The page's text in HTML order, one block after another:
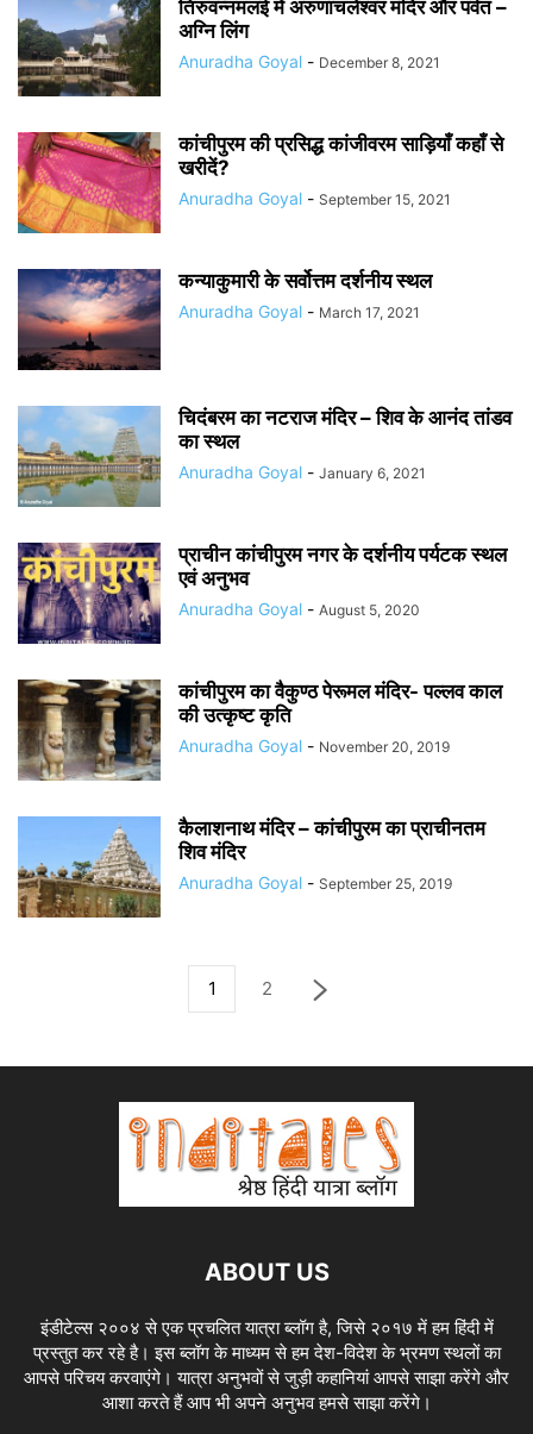
तिरुवन्नमलई में अरुणाचलेश्वर मंदिर और पर्वत –
अग्नि लिंग
Anuradha Goyal - December 8, 2021
कांचीपुरम की प्रसिद्ध कांजीवरम साड़ियाँ कहाँ से
खरीदें?
Anuradha Goyal - September 15, 2021
कन्याकुमारी के सर्वोत्तम दर्शनीय स्थल
Anuradha Goyal - March 17, 2021
चिदंबरम का नटराज मंदिर – शिव के आनंद तांडव
का स्थल
Anuradha Goyal - January 6, 2021
प्राचीन कांचीपुरम नगर के दर्शनीय पर्यटक स्थल
एवं अनुभव
Anuradha Goyal - August 5, 2020
कांचीपुरम का वैकुण्ठ पेरूमल मंदिर- पल्लव काल
की उत्कृष्ट कृति
Anuradha Goyal - November 20, 2019
कैलाशनाथ मंदिर – कांचीपुरम का प्राचीनतम
शिव मंदिर
Anuradha Goyal - September 25, 2019
1 2
ABOUT US
इंडीटेल्स २००४ से एक प्रचलित यात्रा ब्लॉग है, जिसे २०१७ में हम हिंदी में
प्रस्तुत कर रहे है। इस ब्लॉग के माध्यम से हम देश-विदेश के भ्रमण स्थलों का
आपसे परिचय करवाएंगे। यात्रा अनुभवों से जुड़ी कहानियां आपसे साझा करेंगे और
आशा करते हैं आप भी अपने अनुभव हमसे साझा करेंगे।